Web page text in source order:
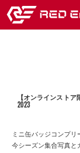
【オンラインスト
2023
ミニ缶バッジコンプ
今シーズン集合写真と